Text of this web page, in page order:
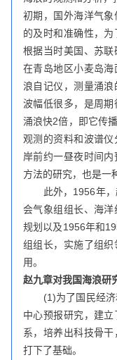
初期，国外海洋气
的及时和准确性，
根据当时美国、苏
在青岛地区小麦岛
浪自记仪，测量涌
波幅低很多，是周
涌浪快2倍，即它传
观测的资料和波谱
岸前约一昼夜时间
方法的研究，也是一
此外，1956年，
会气象组组长、海
规划以及1956年和
组组长，实施了组
用。
赵九章对我国海浪研
(1)为了国民经济
中心预报研究，建
系，培养出科技骨
打下了基础。